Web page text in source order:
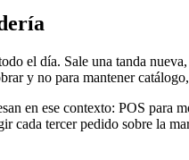
el día. Sale una tanda
y no para mantener
en ese contexto: POS para
cada tercer pedido sobre la